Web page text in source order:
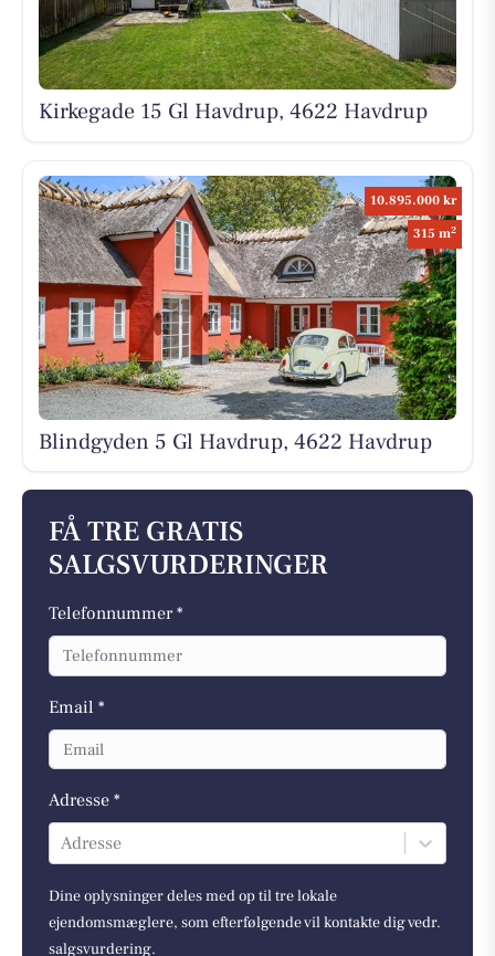
Kirkegade 15 Gl Havdrup, 4622 Havdrup
10.895.000 kr
315 m2
Blindgyden 5 Gl Havdrup, 4622 Havdrup
FÅ TRE GRATIS
SALGSVURDERINGER
Telefonnummer *
Email *
Adresse *
Adresse
Dine oplysninger deles med op til tre lokale
ejendomsmæglere, som efterfølgende vil kontakte dig vedr.
salgsvurdering.